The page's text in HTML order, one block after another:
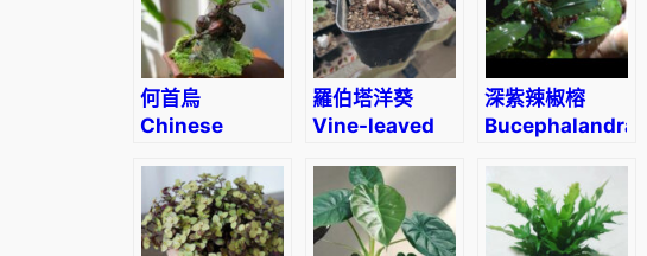
何首烏
Chinese
mini bonsai
(Fallopia
multiflora)
羅伯塔洋葵
Vine-leaved
(Pelargonium
lobatum)
深紫辣椒榕
Bucephalandra
purple”
Excellent